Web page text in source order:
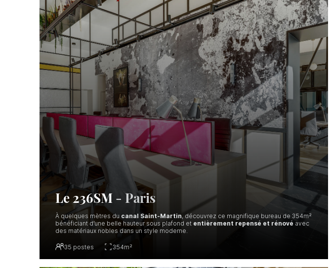
Nos outils
Le 236SM - Paris
À quelques mètres du canal Saint-Martin, découvrez ce magnifique bureau de 354m²
bénéficiant d’une belle hauteur sous plafond et entièrement repensé et rénové avec
des matériaux nobles dans un style moderne.
35 postes 354m²